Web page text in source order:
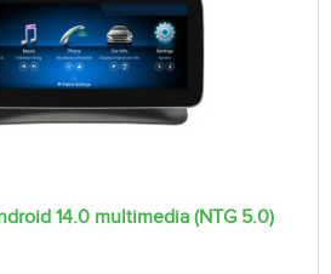
14.0 multimedia (NTG 5.0)